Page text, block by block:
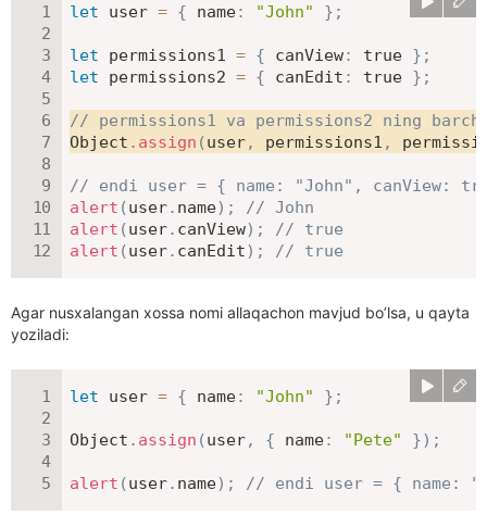
let user = { name: "John" } ;
let permissions1 = { canView: true } ;
let permissions2 = { canEdit : true } ;
// permissions1 va permissions2 ning
Object . assign (user, permissions1 ,
// endi user = { name: "John", canView:
alert (user. name) ;
// John
alert (user. canView) ;
// true
alert (user. canEdit) ; // true
Agar nusxalangan xossa nomi allaqachon mavjud bo’lsa, u qayta
yoziladi:
let user = { name: "John" } ;
Object . assign (user, { name: "Pete" }) ;
alert (user. name) ; // endi user = { name: